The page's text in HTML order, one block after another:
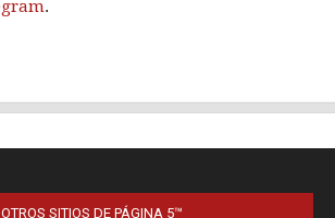
OTROS SITIOS DE PÁGINA 5™